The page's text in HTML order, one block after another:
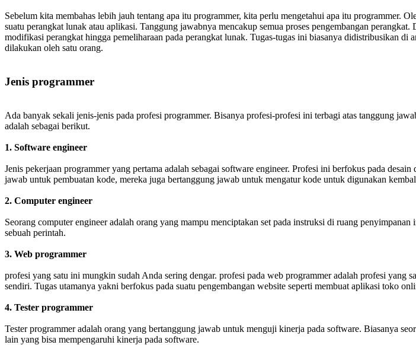
Sebelum kita membahas lebih jauh tentang apa itu programmer, kita perlu mengetahui apa itu programmer.
suatu perangkat lunak atau aplikasi. Tanggung jawabnya mencakup semua proses pengembangan
modifikasi perangkat hingga pemeliharaan pada perangkat lunak. Tugas-tugas ini biasanya didistribusikan di
dilakukan oleh satu orang.
Jenis programmer
Ada banyak sekali jenis-jenis pada profesi programmer. Bisanya profesi-profesi ini terbagi atas tanggung
adalah sebagai berikut.
1. Software engineer
Jenis pekerjaan programmer yang pertama adalah sebagai software engineer. Profesi ini berfokus pada
jawab untuk pembuatan kode, mereka juga bertanggung jawab untuk mengatur kode untuk digunakan
2. Computer engineer
Seorang computer engineer adalah orang yang mampu menciptakan set pada instruksi di ruang
sebuah perintah.
3. Web programmer
profesi yang satu ini mungkin sudah Anda sering dengar. profesi pada web programmer adalah profesi yang
sendiri. Tugas utamanya yakni berfokus pada suatu pengembangan website seperti membuat aplikasi toko
4. Tester programmer
Tester programmer adalah orang yang bertanggung jawab untuk menguji kinerja pada software. Biasanya
lain yang bisa mempengaruhi kinerja pada software.